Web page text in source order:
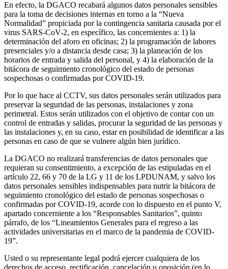
En efecto, la DGACO recabará algunos datos personales sensibles
para la toma de decisiones internas en torno a la “Nueva
Normalidad” propiciada por la contingencia sanitaria causada por el
virus SARS-CoV-2, en específico, las concernientes a: 1) la
determinación del aforo en oficinas; 2) la programación de labores
presenciales y/o a distancia desde casa; 3) la planeación de los
horarios de entrada y salida del personal, y 4) la elaboración de la
bitácora de seguimiento cronológico del estado de personas
sospechosas o confirmadas por COVID-19.
Por lo que hace al CCTV, sus datos personales serán utilizados para
preservar la seguridad de las personas, instalaciones y zona
perimetral. Estos serán utilizados con el objetivo de contar con un
control de entradas y salidas, procurar la seguridad de las personas y
las instalaciones y, en su caso, estar en posibilidad de identificar a las
personas en caso de que se vulnere algún bien jurídico.
La DGACO no realizará transferencias de datos personales que
requieran su consentimiento, a excepción de las estipuladas en el
artículo 22, 66 y 70 de la LG y 11 de los LPDUNAM, y salvo los
datos personales sensibles indispensables para nutrir la bitácora de
seguimiento cronológico del estado de personas sospechosas o
confirmadas por COVID-19, acorde con lo dispuesto en el punto V,
apartado concerniente a los “Responsables Sanitarios”, quinto
párrafo, de los “Lineamientos Generales para el regreso a las
actividades universitarias en el marco de la pandemia de COVID-
19”.
Usted o su representante legal podrá ejercer cualquiera de los